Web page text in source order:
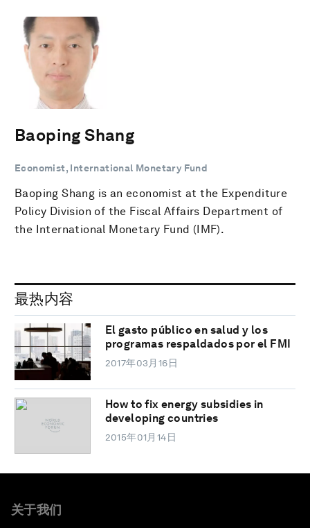
Baoping Shang
Economist, International Monetary Fund
Baoping Shang is an economist at the Expenditure
Policy Division of the Fiscal Affairs Department of
the International Monetary Fund (IMF).
最热内容
El gasto público en salud y los
programas respaldados por el FMI
2017年03月16日
How to fix energy subsidies in
developing countries
2015年01月14日
关于我们